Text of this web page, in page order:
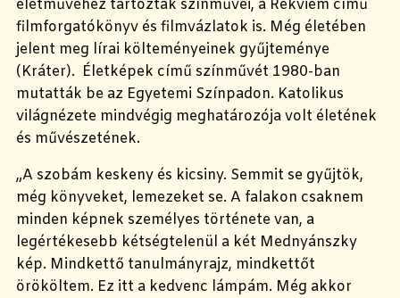
életművéhez tartoztak színművei, a Rekviem című
filmforgatókönyv és filmvázlatok is. Még életében
jelent meg lírai költeményeinek gyűjteménye
(Kráter). Életképek című színművét 1980-ban
mutatták be az Egyetemi Színpadon. Katolikus
világnézete mindvégig meghatározója volt életének
és művészetének.
„A szobám keskeny és kicsiny. Semmit se gyűjtök,
még könyveket, lemezeket se. A falakon csaknem
minden képnek személyes története van, a
legértékesebb kétségtelenül a két Mednyánszky
kép. Mindkettő tanulmányrajz, mindkettőt
örököltem. Ez itt a kedvenc lámpám. Még akkor